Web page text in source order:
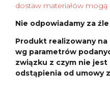
dostaw materiałów mogą
Nie odpowiadamy za
Produkt realizowany
wg parametrów
związku z czym nie
odstąpienia od umowy